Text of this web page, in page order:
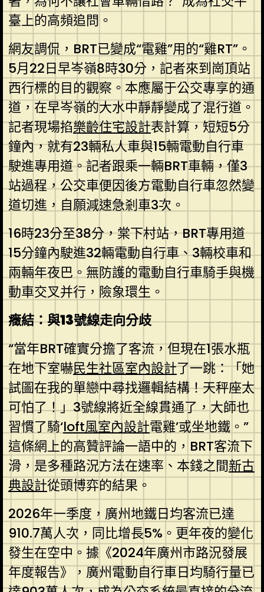
臺上的高頻追問。
網友調侃，BRT已變成“電雞”用的“雞RT”。
5月22日早岑嶺8時30分，記者來到崗頂站
西行標的目的觀察。本應屬于公交專享的通
道，在早岑嶺的大水中靜靜變成了混行道。
記者現場掐樂齡住宅設計表計算，短短5分
鐘內，就有23輛私人車與15輛電動自行車
駛進專用道。記者跟乘一輛BRT車輛，僅3
站過程，公交車便因後方電動自行車忽然變
道切進，自願減速急剎車3次。
16時23分至38分，棠下村站，BRT專用道
15分鐘內駛進32輛電動自行車、3輛校車和
兩輛年夜巴。無防護的電動自行車騎手與機
動車交叉并行，險象環生。
癥結：與13號線走向分歧
“當年BRT確實分擔了客流，但現在1張水瓶
在地下室嚇民生社區室內設計了一跳：「她
試圖在我的單戀中尋找邏輯結構！天秤座太
可怕了！」3號線將近全線貫通了，大師也
習慣了騎‘loft風室內設計電雞’或坐地鐵。”
這條網上的高贊評論一語中的，BRT客流下
滑，是多種路況方法在速率、本錢之間新古
典設計從頭博弈的結果。
2026年一季度，廣州地鐵日均客流已達
910.7萬人次，同比增長5%。更年夜的變化
發生在空中。據《2024年廣州市路況發展
年度報告》，廣州電動自行車日均騎行量已